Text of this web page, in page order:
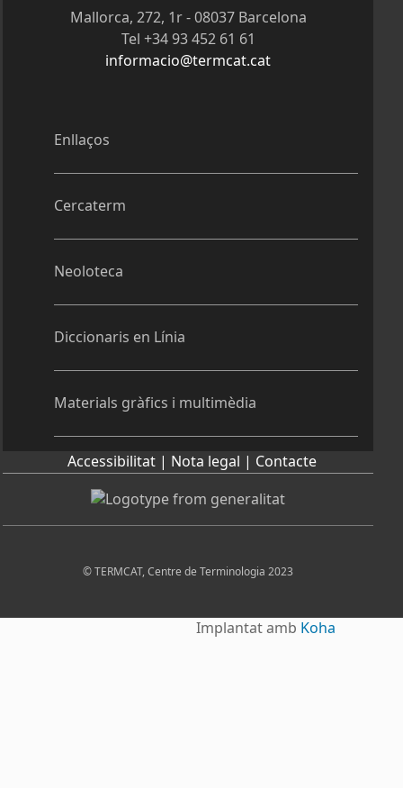
Enllaços
Cercaterm
Neoloteca
Diccionaris en Línia
Materials gràfics i multimèdia
Mallorca, 272, 1r - 08037 Barcelona
Tel +34 93 452 61 61
informacio@termcat.cat
Accessibilitat | Nota legal | Contacte
© TERMCAT, Centre de Terminologia 2023
Implantat amb Koha